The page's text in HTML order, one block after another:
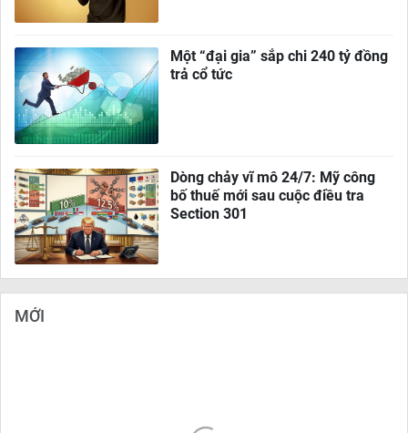
Một “đại gia” sắp chi 240 tỷ đồng
trả cổ tức
Dòng chảy vĩ mô 24/7: Mỹ công
bố thuế mới sau cuộc điều tra
Section 301
MỚI